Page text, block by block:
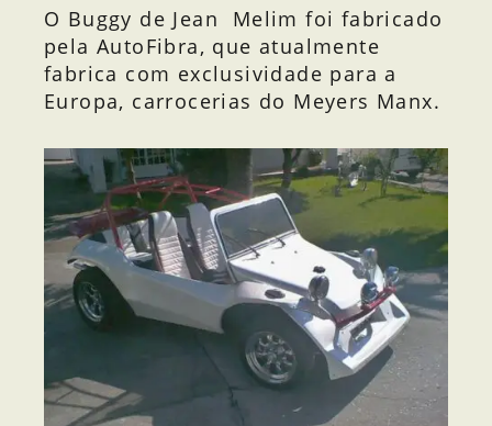
O Buggy de Jean Melim foi fabricado
pela AutoFibra, que atualmente
fabrica com exclusividade para a
Europa, carrocerias do Meyers Manx.